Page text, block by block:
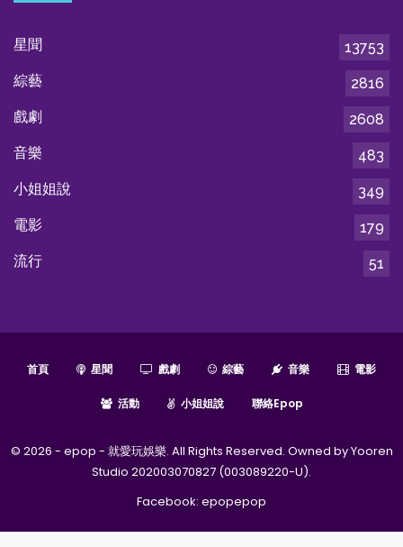
星聞
13753
綜藝
2816
戲劇
2608
音樂
483
小姐姐說
349
電影
179
流行
51
首頁 星聞 戲劇 綜藝 音樂 電影
活動 小姐姐說 聯絡epop
© 2026 - epop - 就愛玩娛樂. All Rights Reserved. Owned by Yooren
Studio 202003070827 (003089220-U).
Facebook: epopepop